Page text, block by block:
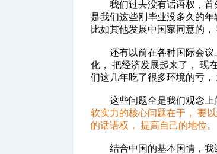
我们过去没有话语权，首先
是我们这些刚毕业没多久的
比如其他发展中国家同意的
还有以前在各种国际会议上
化， 把经济发展起来了， 现
们这几年吃了很多环境的亏
这些问题全是我们观念上
软实力的核心问题在于， 要
的话语权， 提高自己的地位。
结合中国的基本国情，我